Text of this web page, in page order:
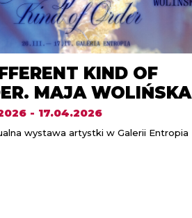
KIND OF
MAJA WOLIŃSKA
- 17.04.2026
wystawa artystki w Galerii Entropia